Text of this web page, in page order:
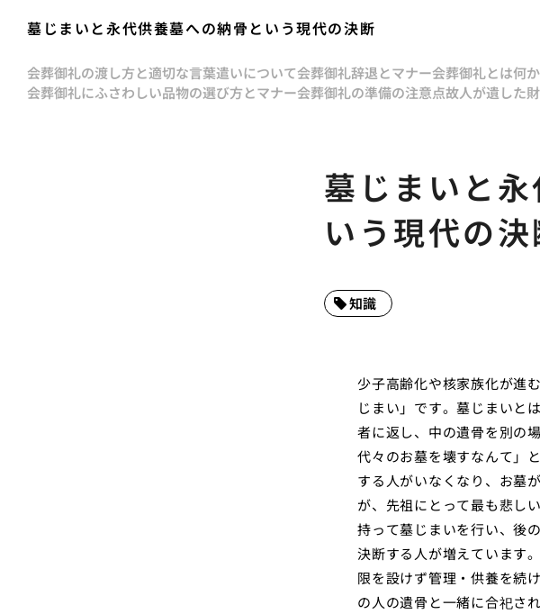
墓じまいと永代供養墓への納骨という現代の決断
会葬御礼の渡し方と適切な言葉遣いについて会葬御礼辞退とマナー会葬御礼とは何
会葬御礼にふさわしい品物の選び方とマナー会葬御礼の準備の注意点故人が遺した
墓じまいと
いう現代の決
知識
少子高齢化や核家族化が進
じまい」です。墓じまいと
者に返し、中の遺骨を別の
代々のお墓を壊すなんて」
する人がいなくなり、お墓
が、先祖にとって最も悲し
持って墓じまいを行い、後
決断する人が増えています
限を設けず管理・供養を続
の人の遺骨と一緒に合祀さ